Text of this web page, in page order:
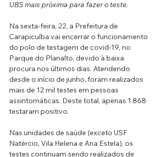
UBS mais próxima para fazer o teste.
Na sexta-feira, 22, a Prefeitura de
Carapicuíba vai encerrar o funcionamento
do polo de testagem de covid-19, no
Parque do Planalto, devido à baixa
procura nos últimos dias. Atendendo
desde o início de junho, foram realizados
mais de 12 mil testes em pessoas
assintomáticas. Deste total, apenas 1.868
testaram positivo.
Nas unidades de saúde (exceto USF
Natércio, Vila Helena e Ana Estela), os
testes continuam sendo realizados de